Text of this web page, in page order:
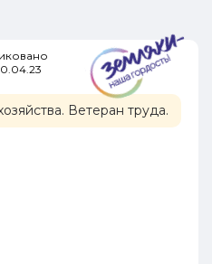
Ветеран труда.